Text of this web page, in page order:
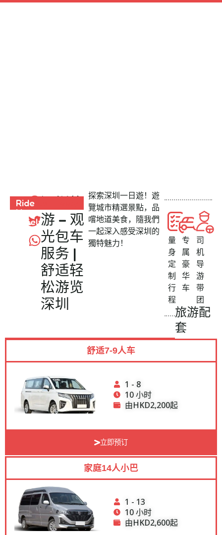
Ride
Us
Freely
Ride Us Freely
游 – 观
光包车
服务 |
舒适轻
松游览
深圳
探索深圳一日遊！遊
覽城市精選景點，品
嚐地道美食，隨我們
一起深入感受深圳的
獨特魅力！
量
身
定
制
行
程
专
属
豪
华
车
司
机
导
游
带
团
旅游配
套
舒适7-9人车
1 - 8
10 小时
由HKD2,200起
立即预订
家庭14人小巴
1 - 13
10 小时
由HKD2,600起